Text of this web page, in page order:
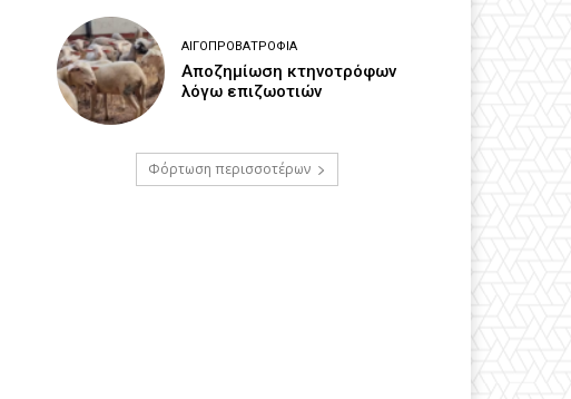
ΑΙΓΟΠΡΟΒΑΤΡΟΦΊΑ
Αποζημίωση κτηνοτρόφων
λόγω επιζωοτιών
Φόρτωση περισσοτέρων